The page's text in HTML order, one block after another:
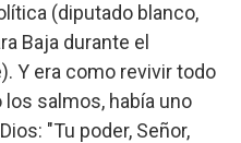
(diputado blanco,
Baja durante el
Y era como revivir todo
los salmos, había uno
"Tu poder, Señor,